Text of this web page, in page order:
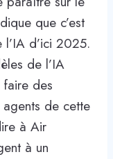
que c’est
l’IA d’ici 2025.
de l’IA
des
agents de cette
à Air
à un